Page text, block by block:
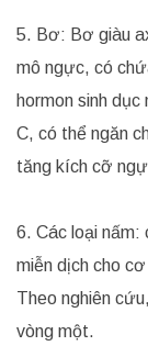
5. Bơ: Bơ giàu
mô ngực, có
hormon sinh
C, có thể ngăn
tăng kích cỡ
6. Các loại nấm:
miễn dịch cho
Theo nghiên
vòng một.